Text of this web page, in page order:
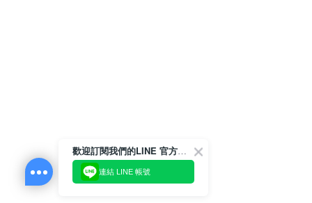
歡迎訂閱我們的LINE 官方帳號
連結 LINE 帳號